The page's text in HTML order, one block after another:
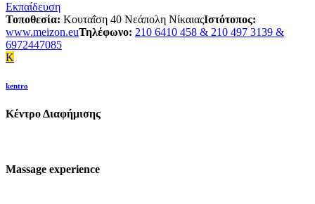
Εκπαίδευση
Τοποθεσία: Κουταΐση 40 Νεάπολη ΝίκαιαςΙστότοπος:
www.meizon.euΤηλέφωνο: 210 6410 458 & 210 497 3139 &
6972447085
K
kentro
Κέντρο Διαφήμισης
Massage experience